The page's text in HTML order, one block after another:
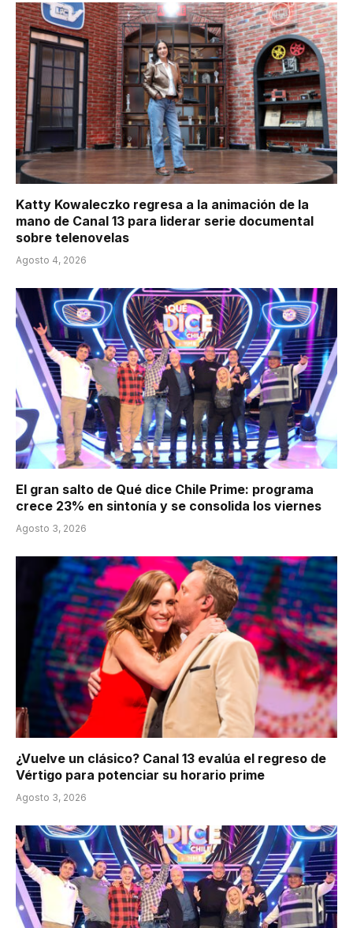
Katty Kowaleczko regresa a la animación de la
mano de Canal 13 para liderar serie documental
sobre telenovelas
Agosto 4, 2026
El gran salto de Qué dice Chile Prime: programa
crece 23% en sintonía y se consolida los viernes
Agosto 3, 2026
¿Vuelve un clásico? Canal 13 evalúa el regreso de
Vértigo para potenciar su horario prime
Agosto 3, 2026